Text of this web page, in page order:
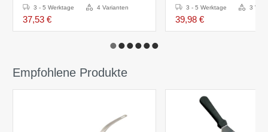
3 - 5 Werktage 4 Varianten
37,53 €
in 3 Größen
3 - 5 Werktage 3
39,98 €
Empfohlene Produkte